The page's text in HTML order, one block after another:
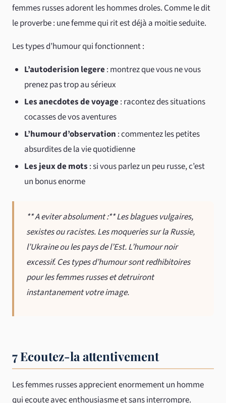
femmes russes adorent les hommes droles. Comme le dit
le proverbe : une femme qui rit est déjà a moitie seduite.
Les types d’humour qui fonctionnent :
L’autoderision legere: montrez que vous ne vous
prenez pas trop au sérieux
Les anecdotes de voyage: racontez des situations
cocasses de vos aventures
L’humour d’observation : commentez les petites
absurdites de la vie quotidienne
Les jeux de mots : si vous parlez un peu russe, c’est
un bonus enorme
** A eviter absolument :** Les blagues vulgaires,
sexistes ou racistes. Les moqueries sur la Russie,
l’Ukraine ou les pays de l’Est. L’humour noir
excessif. Ces types d’humour sont redhibitoires
pour les femmes russes et detruiront
instantanement votre image.
7 Ecoutez-la attentivement
Les femmes russes apprecient enormement un homme
qui ecoute avec enthousiasme et sans interrompre.